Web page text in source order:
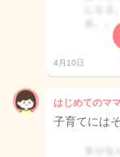
4月10日
はじめてのマ
子育てには